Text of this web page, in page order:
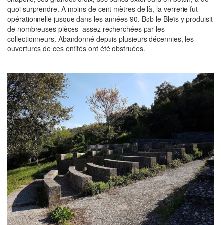
quoi surprendre. A moins de cent mètres de là, la verrerie fut
opérationnelle jusque dans les années 90. Bob le Bleïs y produisit
de nombreuses pièces assez recherchées par les
collectionneurs. Abandonné depuis plusieurs décennies, les
ouvertures de ces entités ont été obstruées.